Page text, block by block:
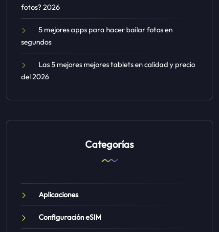
fotos? 2026
5 mejores apps para hacer bailar fotos en
segundos
Las 5 mejores mejores tablets en calidad y precio
del 2026
Categorías
Aplicaciones
Configuración eSIM